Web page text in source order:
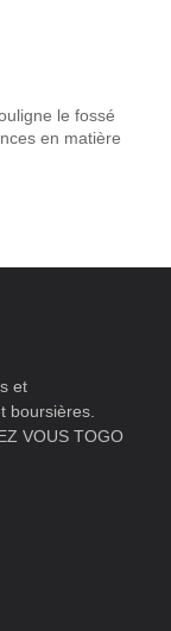
le fossé
en matière
et
boursières.
VOUS TOGO